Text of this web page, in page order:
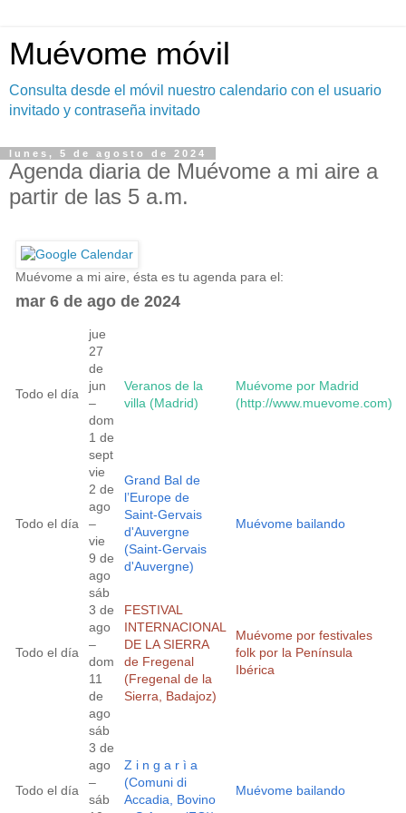
Muévome móvil
Consulta desde el móvil nuestro calendario con el usuario
invitado y contraseña invitado
lunes, 5 de agosto de 2024
Agenda diaria de Muévome a mi aire a
partir de las 5 a.m.
Muévome a mi aire, ésta es tu agenda para el:
mar 6 de ago de 2024
Todo el día
jue
27
de
jun
–
dom
1 de
sept
Veranos de la
villa (Madrid)
Muévome por Madrid
(http://www.muevome.com)
Todo el día
vie
2 de
ago
–
vie
9 de
ago
Grand Bal de
l’Europe de
Saint-Gervais
d'Auvergne
(Saint-Gervais
d'Auvergne)
Muévome bailando
Todo el día
sáb
3 de
ago
–
dom
11
de
ago
FESTIVAL
INTERNACIONAL
DE LA SIERRA
de Fregenal
(Fregenal de la
Sierra, Badajoz)
Muévome por festivales
folk por la Península
Ibérica
Todo el día
sáb
3 de
ago
–
sáb
Z i n g a r ì a
(Comuni di
Accadia, Bovino
Muévome bailando